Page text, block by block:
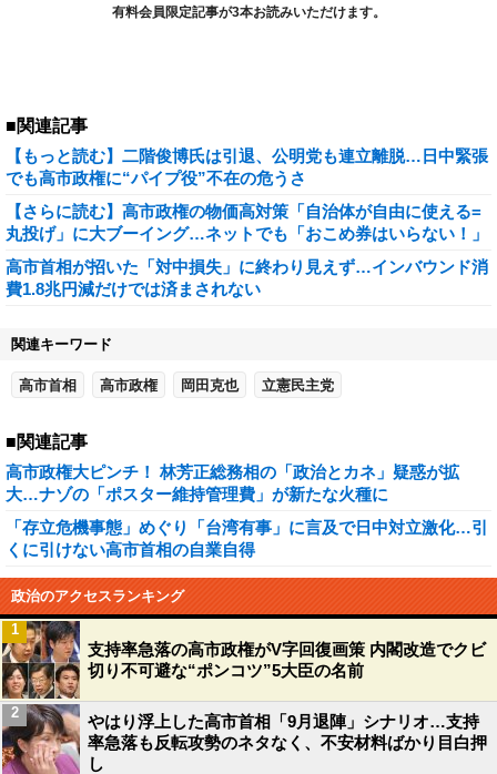
有料会員限定記事が3本お読みいただけます。
■関連記事
【もっと読む】二階俊博氏は引退、公明党も連立離脱…日中緊張
でも高市政権に“パイプ役”不在の危うさ
【さらに読む】高市政権の物価高対策「自治体が自由に使える=
丸投げ」に大ブーイング…ネットでも「おこめ券はいらない！」
高市首相が招いた「対中損失」に終わり見えず…インバウンド消
費1.8兆円減だけでは済まされない
関連キーワード
高市首相 高市政権 岡田克也 立憲民主党
■関連記事
高市政権大ピンチ！ 林芳正総務相の「政治とカネ」疑惑が拡
大…ナゾの「ポスター維持管理費」が新たな火種に
「存立危機事態」めぐり「台湾有事」に言及で日中対立激化…引
くに引けない高市首相の自業自得
政治のアクセスランキング
支持率急落の高市政権がV字回復画策 内閣改造でクビ
切り不可避な“ポンコツ”5大臣の名前
1
やはり浮上した高市首相「9月退陣」シナリオ…支持
率急落も反転攻勢のネタなく、不安材料ばかり目白押
し
2